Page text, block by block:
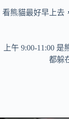
看熊貓最好早上去
上午 9:00-11:00
都躲